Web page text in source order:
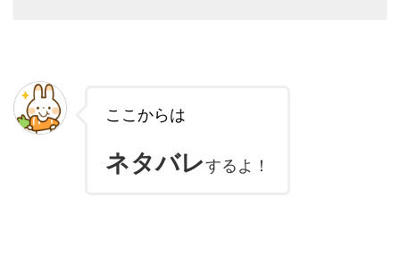
ここからは
ネタバレするよ！